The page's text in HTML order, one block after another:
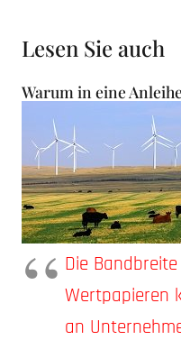
Lesen Sie auch
Warum in eine
Die
Wertpapieren
an